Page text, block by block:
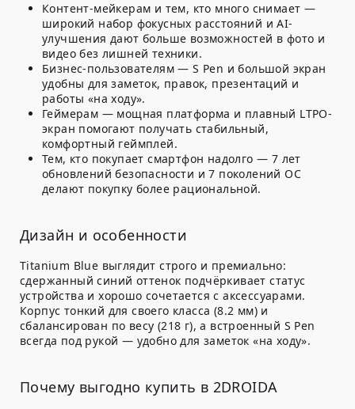
Контент-мейкерам и тем, кто много снимает —
широкий набор фокусных расстояний и AI-
улучшения дают больше возможностей в фото и
видео без лишней техники.
Бизнес-пользователям — S Pen и большой экран
удобны для заметок, правок, презентаций и
работы «на ходу».
Геймерам — мощная платформа и плавный LTPO-
экран помогают получать стабильный,
комфортный геймплей.
Тем, кто покупает смартфон надолго — 7 лет
обновлений безопасности и 7 поколений ОС
делают покупку более рациональной.
Дизайн и особенности
Titanium Blue выглядит строго и премиально:
сдержанный синий оттенок подчёркивает статус
устройства и хорошо сочетается с аксессуарами.
Корпус тонкий для своего класса (8.2 мм) и
сбалансирован по весу (218 г), а встроенный S Pen
всегда под рукой — удобно для заметок «на ходу».
Почему выгодно купить в 2DROIDA